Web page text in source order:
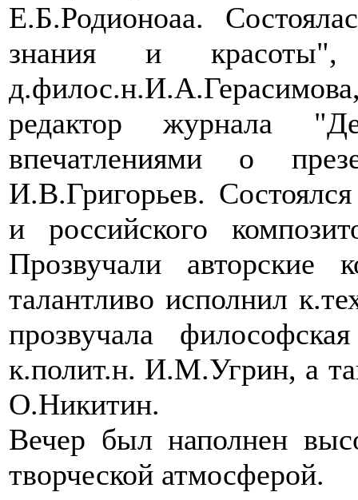
Е.Б.Родионоаа.
знания и
редактор журнала
впечатлениями о
И.В.Григорьев.
и российского
Прозвучали авторские
талантливо исполнил
прозвучала
к.полит.н. И.М.Угрин, а
О.Никитин.
Вечер был наполнен
творческой атмосферой.